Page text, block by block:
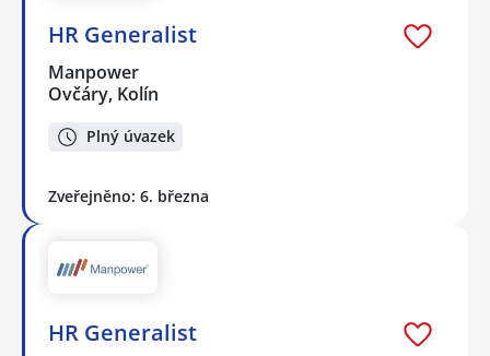
HR Generalist
Manpower
Ovčáry, Kolín
Plný úvazek
Zveřejněno: 6. března
HR Generalist